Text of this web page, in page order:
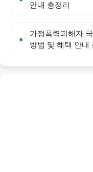
안내 총정리
가정폭력피해자
방법 및 혜택 안내